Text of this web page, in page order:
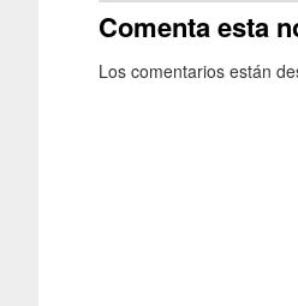
Comenta esta
Los comentarios están